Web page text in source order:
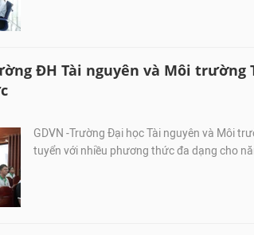
ĐH Tài nguyên và Môi trường
GDVN -Trường Đại học Tài nguyên và Môi
tuyển với nhiều phương thức đa dạng cho